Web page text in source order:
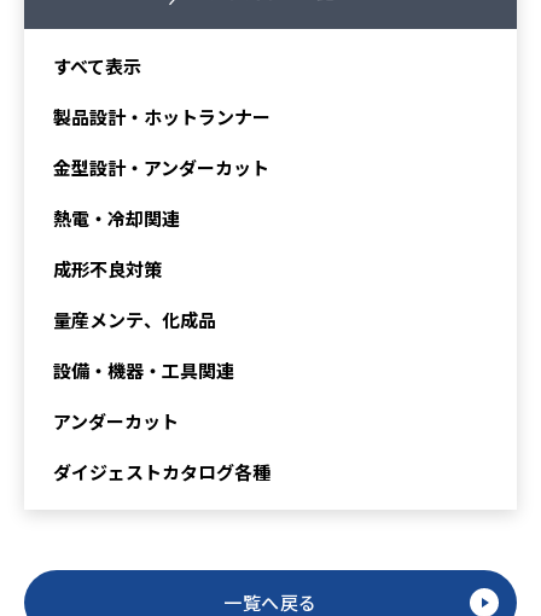
すべて表示
製品設計・ホットランナー
金型設計・アンダーカット
熱電・冷却関連
成形不良対策
量産メンテ、化成品
設備・機器・工具関連
アンダーカット
ダイジェストカタログ各種
一覧へ戻る